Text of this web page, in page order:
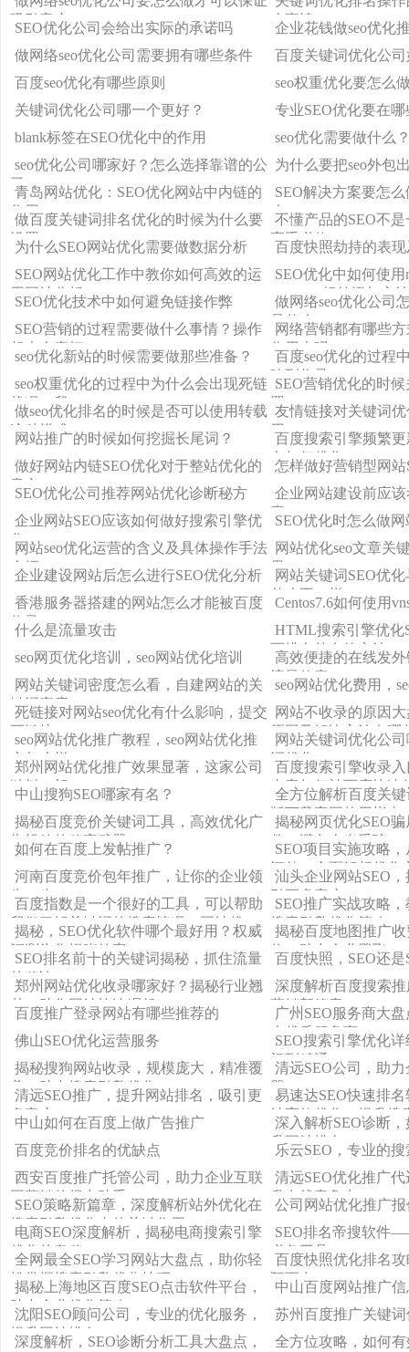
吸引客户
么事情
SEO优化公司会给出实际的承诺吗
企业花钱做seo优化
做网络seo优化公司需要拥有哪些条件
百度关键词优化公
百度seo优化有哪些原则
seo权重优化要怎么
关键词优化公司哪一个更好？
专业SEO优化要在
blank标签在SEO优化中的作用
seo优化需要做什么
seo优化公司哪家好？怎么选择靠谱的公
司？
为什么要把seo外包
青岛网站优化：SEO优化网站中内链的
作用
SEO解决方案要怎
么
做百度关键词排名优化的时候为什么要
设置404？
不懂产品的SEO不
高手必修
为什么SEO网站优化需要做数据分析
百度快照劫持的表
SEO网站优化工作中教你如何高效的运
用网站分析
SEO优化中如何使
nofollow标签添加方法
SEO优化技术中如何避免链接作弊
做网络seo优化公司
是什么
SEO营销的过程需要做什么事情？操作
起来会麻烦
网络营销都有哪些
作用大吗
seo优化新站的时候需要做那些准备？
百度seo优化的过程
响到收录
seo权重优化的过程中为什么会出现死链
状况？我
SEO营销优化的时
置？
做seo优化排名的时候是否可以使用转载
这种模式
友情链接对关键词
用？
网站推广的时候如何挖掘长尾词？
百度搜索引擎频繁
名如何优化
做好网站内链SEO优化对于整站优化的
意义
怎样做好营销型网站
SEO优化公司推荐网站优化诊断秘方
企业网站建设前应
素
企业网站SEO应该如何做好搜索引擎优
化
SEO优化时怎么做
网站seo优化运营的含义及具体操作手法
介绍
网站优化seo文章关
果
企业建设网站后怎么进行SEO优化分析
网站关键词SEO优
什么不一样
香港服务器搭建的网站怎么才能被百度
收录
Centos7.6如何使用
什么是流量攻击
HTML搜索引擎优化
页排名的有效方法
seo网页优化培训，seo网站优化培训
高效便捷的在线发
流量效率
网站关键词密度怎么看，自建网站的关
键词密度
seo网站优化费用，
死链接对网站seo优化有什么影响，提交
死链接
网站不收录的原因
原因及解决方法有哪
seo网站优化推广教程，seo网站优化推
广怎么样
网站关键词优化公
词优化
郑州网站优化推广效果显著，这家公司
独树一帜！
百度搜索引擎收录
内容如何被百度快速
中山搜狗SEO哪家有名？
全方位解析百度关
版下载官网使用指南
揭秘百度竞价关键词工具，高效优化广
告投放的秘密武器
揭秘网页优化SEO
伪，避免上当受骗
如何在百度上发帖推广？
SEO项目实施攻略
评估，全面解析优化
河南百度竞价包年推广，让你的企业领
先一步！
汕头企业网站SEO
引更多客户
百度指数是一个很好的工具，可以帮助
我们了解关键词的搜索情况，网站优
化、广告投放等方面都有很大的作用。
但是，如何找到适合的关键词呢？下
面，我将为大家介绍一些方法。
SEO推广实战攻略
搜索引擎优化策略
揭秘，SEO优化软件哪个最好用？权威
评测为您揭晓答案！
揭秘百度地图推广
位，助力企业腾飞
SEO排名前十的关键词揭秘，抓住流量
的秘诀！
百度快照，SEO还是
郑州网站优化收录哪家好？揭秘行业翘
楚，助您网站快速崛起！
深度解析百度搜索
营销新篇章
百度推广登录网站有哪些推荐的
广州SEO服务商大
大优质服务商
佛山SEO优化运营服务
SEO搜索引擎优化
门到精通
揭秘搜狗网站收录，规模庞大，精准覆
盖，助力搜索引擎优化
清远SEO公司，助
器
清远SEO推广，提升网站排名，吸引更
多客户
易速达SEO快速排
站高效优化，提升搜
中山如何在百度上做广告推广
深入解析SEO诊断
升网站排名
百度竞价排名的优缺点
乐云SEO，专业的
西安百度推广托管公司，助力企业互联
网营销的得力助手
清远SEO优化推广
升在线竞争力
SEO策略新篇章，深度解析站外优化在
搜索引擎优化中的关键作用
公司网站优化推广
电商SEO深度解析，揭秘电商搜索引擎
优化的奥秘
SEO排名帝搜软件
必备工具
全网最全SEO学习网站大盘点，助你轻
松掌握搜索引擎优化技巧！
百度快照优化排名
颖而出
揭秘上海地区百度SEO点击软件平台，
助力企业优化策略
中山百度网站推广信
沈阳SEO顾问公司，专业的优化服务，
提升网站排名
苏州百度推广关键
深度解析，SEO诊断分析工具大盘点，
全方位攻略，如何